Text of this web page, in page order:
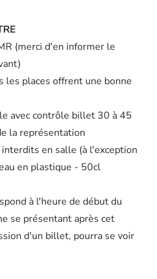
(merci d'en informer le
les places offrent une bonne
avec contrôle billet 30 à 45
la représentation
en salle (à l'exception
en plastique - 50cl
à l'heure de début du
se présentant après cet
d'un billet, pourra se voir